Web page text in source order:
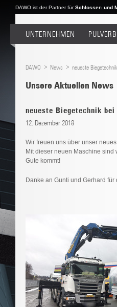
DAWO ist der Partner fürSchlosser- und
UNTERNEHMEN
DAWO News neueste
Unsere Aktuellen News
neueste Biegetechnik bei
12. Dezember 2018
Wir freuen uns über unser
Mit dieser neuen Maschine
Gute kommt!
Danke an Gunti und Gerhard